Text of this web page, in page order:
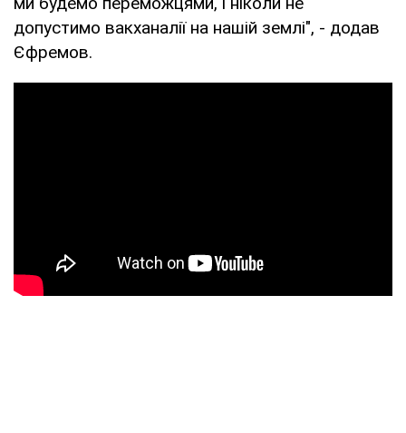
допустимо вакханалії на нашій землі", - додав
Єфремов.